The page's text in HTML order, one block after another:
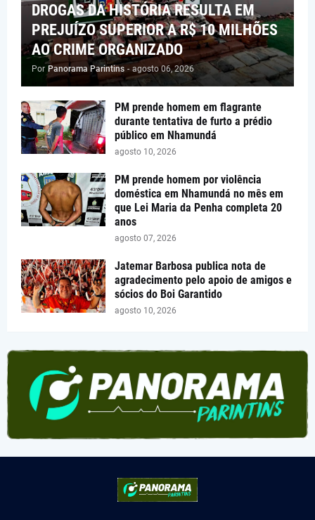
DROGAS DA HISTÓRIA RESULTA EM
PREJUÍZO SUPERIOR A R$ 10 MILHÕES
AO CRIME ORGANIZADO
Por Panorama Parintins - agosto 06, 2026
PM prende homem em flagrante
durante tentativa de furto a prédio
público em Nhamundá
agosto 10, 2026
PM prende homem por violência
doméstica em Nhamundá no mês em
que Lei Maria da Penha completa 20
anos
agosto 07, 2026
Jatemar Barbosa publica nota de
agradecimento pelo apoio de amigos e
sócios do Boi Garantido
agosto 10, 2026